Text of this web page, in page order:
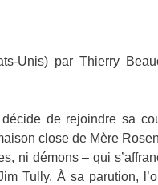
Unis) par Thierry
de rejoindre sa
close de Mère
ni démons – qui
Tully. À sa parution,